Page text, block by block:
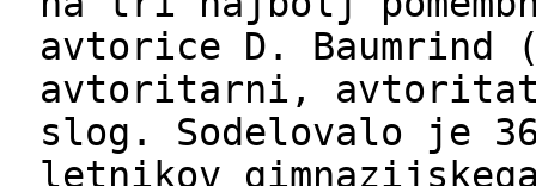
avtorice D. Baumrind
avtoritarni,
slog. Sodelovalo je
letnikov